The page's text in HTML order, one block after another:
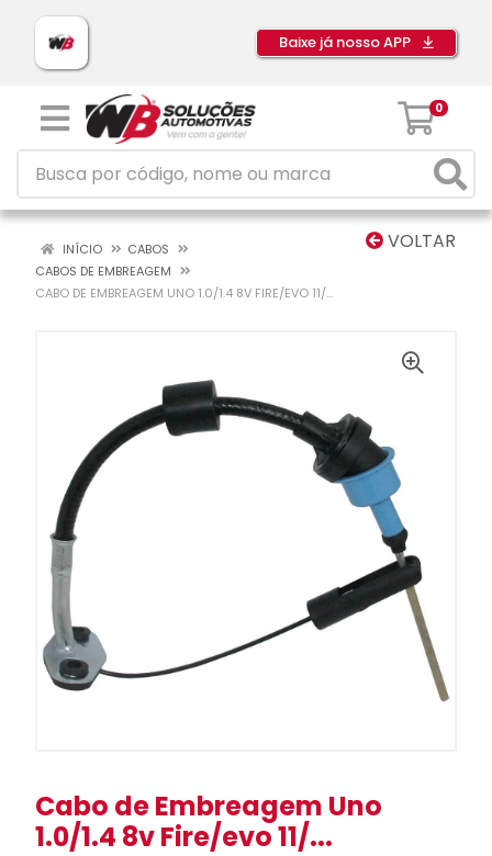
Baixe já nosso APP
0
VOLTAR
INÍCIO
CABOS
CABOS DE EMBREAGEM
CABO DE EMBREAGEM UNO 1.0/1.4 8V FIRE/EVO 11/...
Cabo de Embreagem Uno
1.0/1.4 8v Fire/evo 11/...